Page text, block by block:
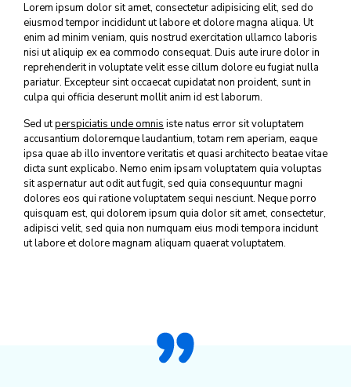
Lorem ipsum dolor sit amet, consectetur adipisicing elit, sed do
eiusmod tempor incididunt ut labore et dolore magna aliqua. Ut
enim ad minim veniam, quis nostrud exercitation ullamco laboris
nisi ut aliquip ex ea commodo consequat. Duis aute irure dolor in
reprehenderit in voluptate velit esse cillum dolore eu fugiat nulla
pariatur. Excepteur sint occaecat cupidatat non proident, sunt in
culpa qui officia deserunt mollit anim id est laborum.
Sed utperspiciatis unde omnis iste natus error sit voluptatem
accusantium doloremque laudantium, totam rem aperiam, eaque
ipsa quae ab illo inventore veritatis et quasi architecto beatae vitae
dicta sunt explicabo. Nemo enim ipsam voluptatem quia voluptas
sit aspernatur aut odit aut fugit, sed quia consequuntur magni
dolores eos qui ratione voluptatem sequi nesciunt. Neque porro
quisquam est, qui dolorem ipsum quia dolor sit amet, consectetur,
adipisci velit, sed quia non numquam eius modi tempora incidunt
ut labore et dolore magnam aliquam quaerat voluptatem.